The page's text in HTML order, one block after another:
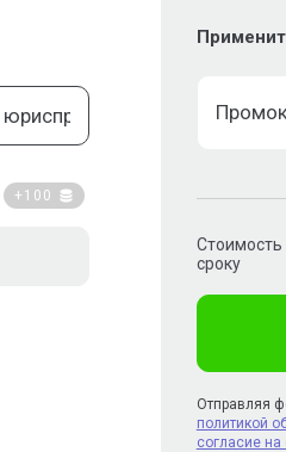
+100
Стоимость
сроку
Отправляя
политикой
согласие на